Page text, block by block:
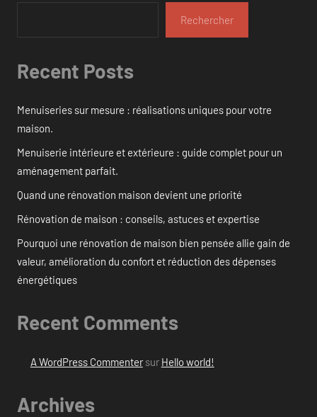
Rechercher
Recent Posts
Menuiseries sur mesure : réalisations uniques pour votre
maison.
Menuiserie intérieure et extérieure : guide complet pour un
aménagement parfait.
Quand une rénovation maison devient une priorité
Rénovation de maison : conseils, astuces et expertise
Pourquoi une rénovation de maison bien pensée allie gain de
valeur, amélioration du confort et réduction des dépenses
énergétiques
Recent Comments
A WordPress Commentersur Hello world!
Archives